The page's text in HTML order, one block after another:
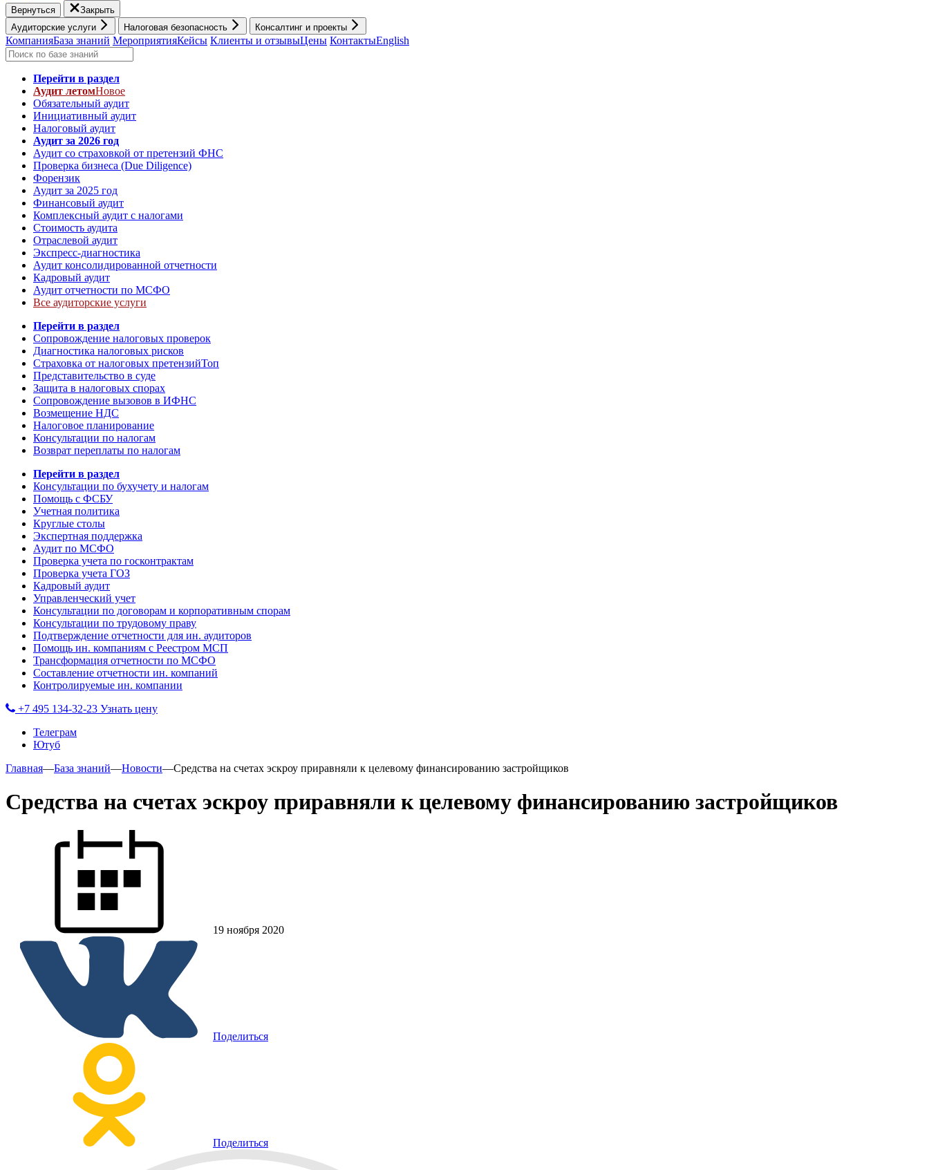
Вернуться
Закрыть
Аудиторские услуги
Налоговая безопасность Консалтинг и проекты
КомпанияБаза знаний МероприятияКейсы Клиенты и отзывыЦены КонтактыEnglish
Перейти в раздел
Аудит летомНовое
Обязательный аудит
Инициативный аудит
Налоговый аудит
Аудит за 2026 год
Аудит со страховкой от претензий ФНС
Проверка бизнеса (Due Diligence)
Форензик
Аудит за 2025 год
Финансовый аудит
Комплексный аудит с налогами
Стоимость аудита
Отраслевой аудит
Экспресс-диагностика
Аудит консолидированной отчетности
Кадровый аудит
Аудит отчетности по МСФО
Все аудиторские услуги
Перейти в раздел
Сопровождение налоговых проверок
Диагностика налоговых рисков
Страховка от налоговых претензийТоп
Представительство в суде
Защита в налоговых спорах
Сопровождение вызовов в ИФНС
Возмещение НДС
Налоговое планирование
Консультации по налогам
Возврат переплаты по налогам
Перейти в раздел
Консультации по бухучету и налогам
Помощь с ФСБУ
Учетная политика
Круглые столы
Экспертная поддержка
Аудит по МСФО
Проверка учета по госконтрактам
Проверка учета ГОЗ
Кадровый аудит
Управленческий учет
Консультации по договорам и корпоративным спорам
Консультации по трудовому праву
Подтверждение отчетности для ин. аудиторов
Помощь ин. компаниям с Реестром МСП
Трансформация отчетности по МСФО
Составление отчетности ин. компаний
Контролируемые ин. компании
+7 495 134-32-23 Узнать цену
Телеграм
Ютуб
Главная—База знаний—Новости—Средства на счетах эскроу приравняли к целевому финансированию застройщиков
Средства на счетах эскроу приравняли к целевому финансированию застройщиков
19 ноября 2020
Поделиться
Поделиться